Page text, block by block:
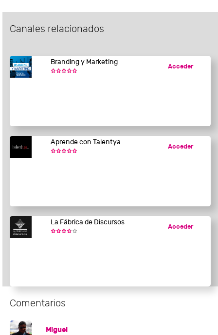
Canales relacionados
Branding y Marketing
Acceder
Aprende con Talentya
Acceder
La Fábrica de Discursos
Acceder
Comentarios
Miguel